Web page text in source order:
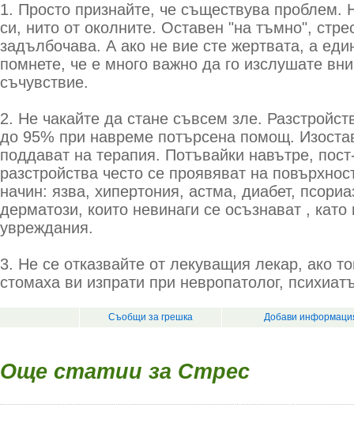
1. Просто признайте, че съществува проблем.
си, нито от околните. Оставен "на тъмно",
задълбочава. А ако не вие сте жертвата, а
помнете, че е много важно да го изслушате
съчувствие.
2. Не чакайте да стане съвсем зле.
до 95% при навреме потърсена помощ.
поддават на терапия. Потъвайки навътре,
разстройства често се проявяват на
начин: язва, хипертония, астма, диабет,
дерматози, които невинаги се осъзнават ,
увреждания.
3. Не се отказвайте от лекуващия лекар, ако
стомаха ви изпрати при невропатолог,
Съобщи за грешка Добави
Още статии за Стрес